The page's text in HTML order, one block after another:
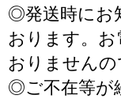
◎発送時にお
おります。お
おりませんの
◎ご不在等が